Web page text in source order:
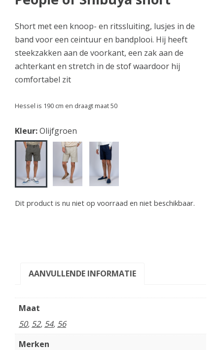
Short met een knoop- en ritssluiting, lusjes in de
band voor een ceintuur en bandplooi. Hij heeft
steekzakken aan de voorkant, een zak aan de
achterkant en stretch in de stof waardoor hij
comfortabel zit
Hessel is 190 cm en draagt maat 50
Kleur:Olijfgroen
Dit product is nu niet op voorraad en niet beschikbaar.
AANVULLENDE INFORMATIE
Maat
50, 52, 54, 56
Merken